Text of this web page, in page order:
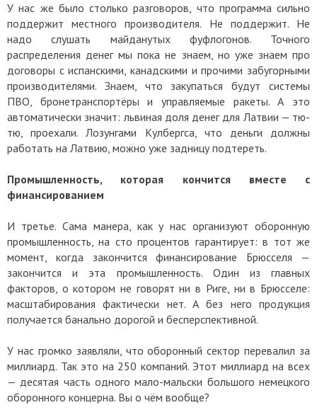
У нас же было столько разговоров, что программа сильно
поддержит местного производителя. Не поддержит. Не
надо слушать майданутых фуфлогонов. Точного
распределения денег мы пока не знаем, но уже знаем про
договоры с испанскими, канадскими и прочими забугорными
производителями. Знаем, что закупаться будут системы
ПВО, бронетранспортёры и управляемые ракеты. А это
автоматически значит: львиная доля денег для Латвии — тю-
тю, проехали. Лозунгами Кулбергса, что деньги должны
работать на Латвию, можно уже задницу подтереть.
Промышленность, которая кончится вместе с
финансированием
И третье. Сама манера, как у нас организуют оборонную
промышленность, на сто процентов гарантирует: в тот же
момент, когда закончится финансирование Брюсселя —
закончится и эта промышленность. Один из главных
факторов, о котором не говорят ни в Риге, ни в Брюсселе:
масштабирования фактически нет. А без него продукция
получается банально дорогой и бесперспективной.
У нас громко заявляли, что оборонный сектор перевалил за
миллиард. Так это на 250 компаний. Этот миллиард на всех
— десятая часть одного мало-мальски большого немецкого
оборонного концерна. Вы о чём вообще?